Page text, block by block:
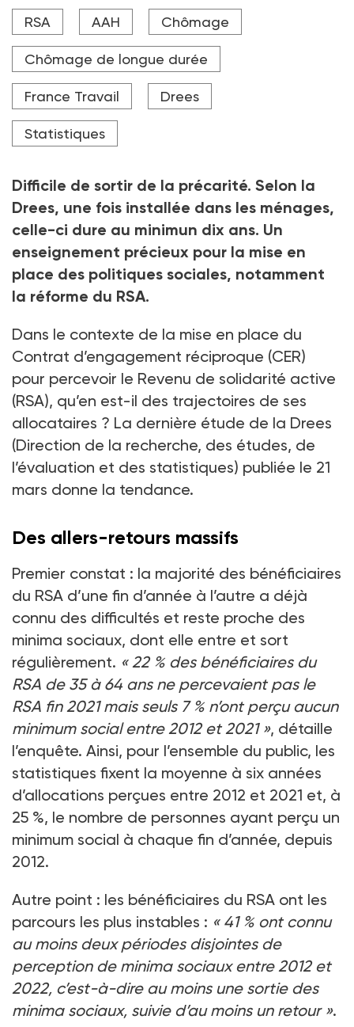
Crédit photo Adobe stock
RSA AAH Chômage
Chômage de longue durée
France Travail Drees
Statistiques
Difficile de sortir de la précarité. Selon la
Drees, une fois installée dans les ménages,
celle-ci dure au minimun dix ans. Un
enseignement précieux pour la mise en
place des politiques sociales, notamment
la réforme du RSA.
Dans le contexte de la mise en place du
Contrat d’engagement réciproque (CER)
pour percevoir le Revenu de solidarité active
(RSA), qu’en est-il des trajectoires de ses
allocataires ? La dernière étude de la Drees
(Direction de la recherche, des études, de
l’évaluation et des statistiques) publiée le 21
mars donne la tendance.
Des allers-retours massifs
Premier constat : la majorité des bénéficiaires
du RSA d’une fin d’année à l’autre a déjà
connu des difficultés et reste proche des
minima sociaux, dont elle entre et sort
régulièrement. « 22 % des bénéficiaires du
RSA de 35 à 64 ans ne percevaient pas le
RSA fin 2021 mais seuls 7 % n’ont perçu aucun
minimum social entre 2012 et 2021 », détaille
l’enquête. Ainsi, pour l’ensemble du public, les
statistiques fixent la moyenne à six années
d’allocations perçues entre 2012 et 2021 et, à
25 %, le nombre de personnes ayant perçu un
minimum social à chaque fin d’année, depuis
2012.
Autre point : les bénéficiaires du RSA ont les
parcours les plus instables : « 41 % ont connu
au moins deux périodes disjointes de
perception de minima sociaux entre 2012 et
2022, c’est-à-dire au moins une sortie des
minima sociaux, suivie d’au moins un retour ».